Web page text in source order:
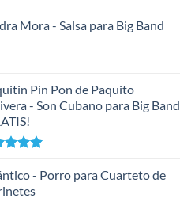
Mora - Salsa para Big Band
Pin Pon de Paquito
- Son Cubano para Big Band
5.00 - Porro para Cuarteto de